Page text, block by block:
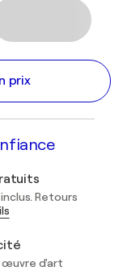
prix
Retours
œuvre d'art